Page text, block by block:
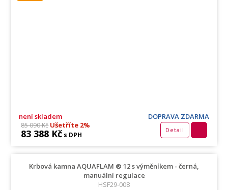
není skladem DOPRAVA ZDARMA
85 090 KčUšetříte 2%
83 388 Kč s DPH
Detail
Krbová kamna AQUAFLAM ® 12 s výměníkem - černá,
manuální regulace
HSF29-008